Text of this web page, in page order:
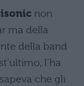
non
ma della
della band
l’ha
che gli